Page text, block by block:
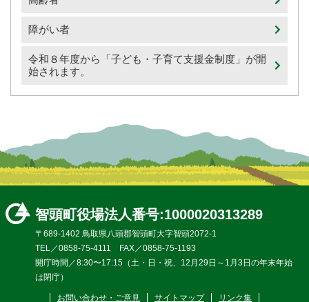
障がい者
令和８年度から「子ども・子育て支援金制度」が開
始されます。
智頭町役場法人番号:1000020313289
〒689-1402 鳥取県八頭郡智頭町大字智頭2072-1
TEL／0858-75-4111 FAX／0858-75-1193
開庁時間／8:30〜17:15（土・日・祝、12月29日～1月3日の年末年始
は閉庁）
お問い合わせ・ご意見 サイトマップ リンク集